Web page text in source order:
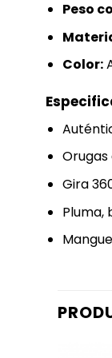
Peso
Color:
Gira
Pluma,